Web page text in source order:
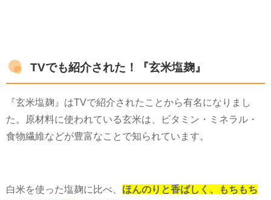
TVでも紹介された！『玄米塩麹』
『玄米塩麹』はTVで紹介されたことから有名になりまし
た。原材料に使われている玄米は、ビタミン・ミネラル・
食物繊維などが豊富なことで知られています。
白米を使った塩麹に比べ、 ほんのりと香ばしく、もちもち